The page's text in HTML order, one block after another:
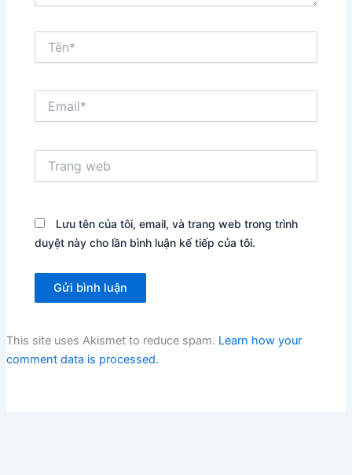
web
Lưu tên của tôi, email, và trang web trong trình
duyệt này cho lần bình luận kế tiếp của tôi.
This site uses Akismet to reduce spam. Learn how your
comment data is processed.